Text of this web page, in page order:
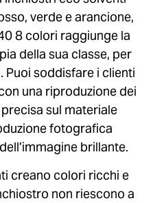
verde e arancione,
8 colori raggiunge la
della sua classe, per
soddisfare i clienti
una riproduzione dei
sul materiale
fotografica
brillante.
creano colori ricchi e
non riescono a